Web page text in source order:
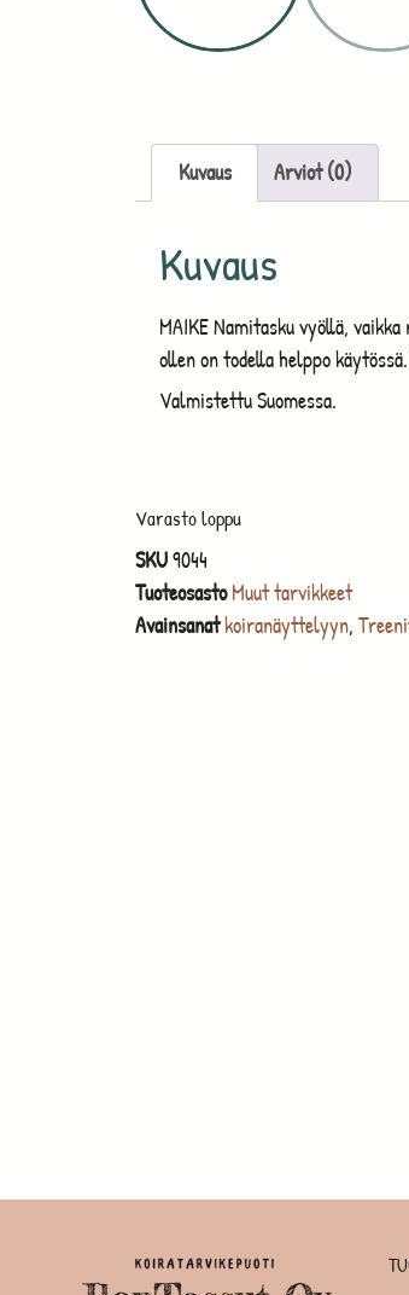
Kuvaus Arviot (0)
Kuvaus
MAIKE Namitasku vyöllä,
ollen on todella helppo
Valmistettu Suomessa.
Varasto loppu
SKU9044
Tuoteosasto Muut tarvikkeet
Avainsanatkoiranäyttelyyn,